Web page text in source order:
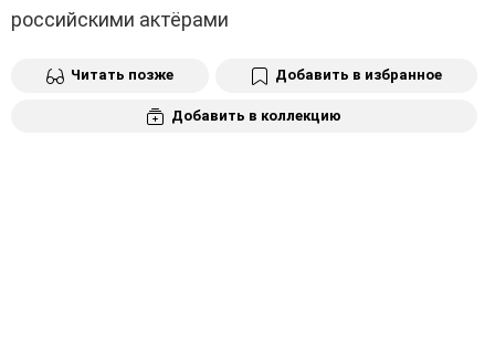
российскими актёрами
Читать позже Добавить в избранное
Добавить в коллекцию